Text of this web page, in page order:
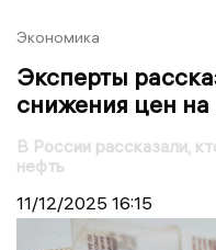
Экономика
Эксперты
снижения цен на
В России рассказали,
нефть
11/12/2025 16:15